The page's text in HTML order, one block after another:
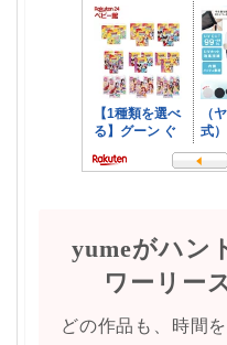
yumeがハン
ワーリー
どの作品も、時間